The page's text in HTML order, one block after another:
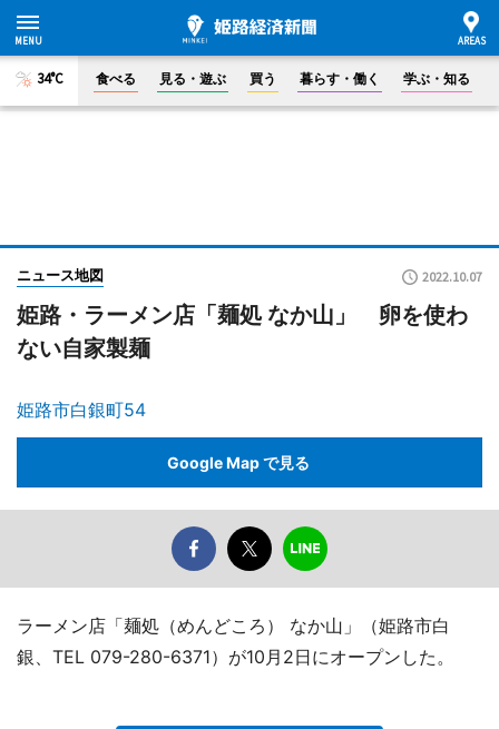
34°C 食べる 見る・遊ぶ 買う 暮らす・働く 学ぶ・知る
ニュース地図 2022.10.07
姫路・ラーメン店「麺処 なか山」 卵を使わ
ない自家製麺
姫路市白銀町54
Google Map で見る
ラーメン店「麺処（めんどころ） なか山」（姫路市白
銀、TEL 079-280-6371）が10月2日にオープンした。